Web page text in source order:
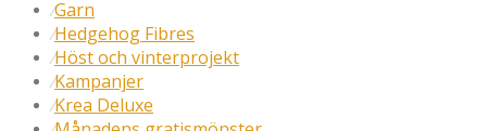
⁄Garn
⁄Hedgehog Fibres
⁄Höst och vinterprojekt
⁄Kampanjer
⁄Krea Deluxe